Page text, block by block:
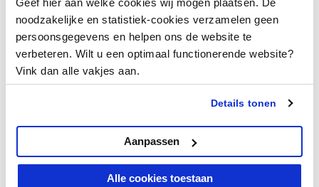
Geef hier aan welke cookies wij mogen plaatsen. De
noodzakelijke en statistiek-cookies verzamelen geen
persoonsgegevens en helpen ons de website te
verbeteren. Wilt u een optimaal functionerende website?
Vink dan alle vakjes aan.
Details tonen
Alle cookies toestaan
Aanpassen
Elke maand belonen we de beste
productbeoordeling met eengereedschapsbon
van € 50,-en eeuwige roem.
Geverifieerde beoordeling